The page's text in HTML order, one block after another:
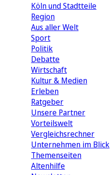
Köln und Stadtteile
Region
Aus aller Welt
Sport
Politik
Debatte
Wirtschaft
Kultur & Medien
Erleben
Ratgeber
Unsere Partner
Vorteilswelt
Vergleichsrechner
Unternehmen im Blick
Themenseiten
Altenhilfe